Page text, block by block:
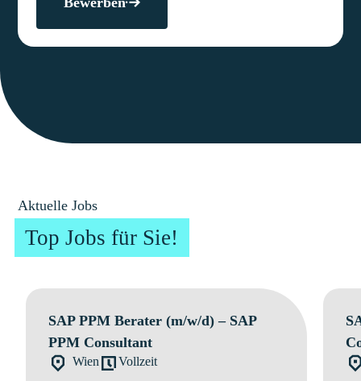
Aktuelle Jobs
Top Jobs für Sie!
SAP PPM Berater (m/w/d) – SAP
PPM Consultant
Wien Vollzeit